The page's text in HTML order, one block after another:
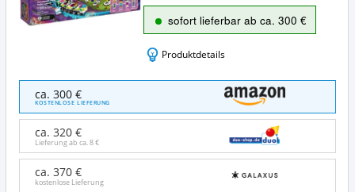
sofort lieferbar ab ca. 300 €
Produktdetails
Friends
41130
Großer
Freizeitpark
Angebote:
ca. 300 €
KOSTENLOSE LIEFERUNG
ca. 320 €
Lieferung ab ca.8 €
ca. 370 €
kostenlose Lieferung